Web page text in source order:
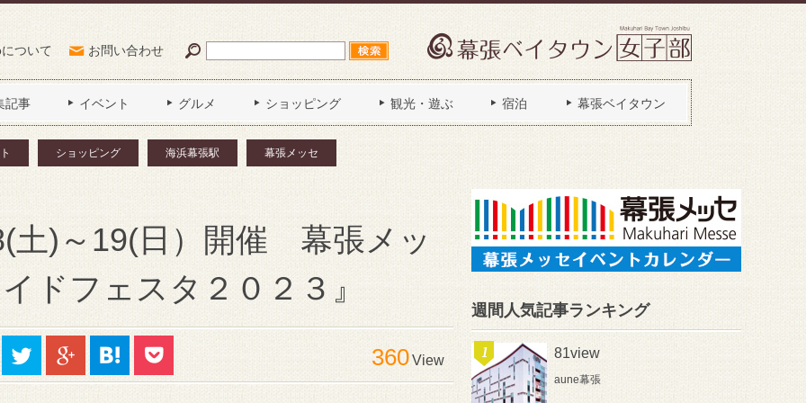
ついて お問い合わせ
記事 イベント グルメ ショッピング 観光・遊ぶ 宿泊 幕張ベイタウン
ショッピング 海浜幕張駅 幕張メッセ
土)～19(日）開催 幕張メッ
ドフェスタ２０２３』
360View
週間人気記事ランキング
81view
aune幕張